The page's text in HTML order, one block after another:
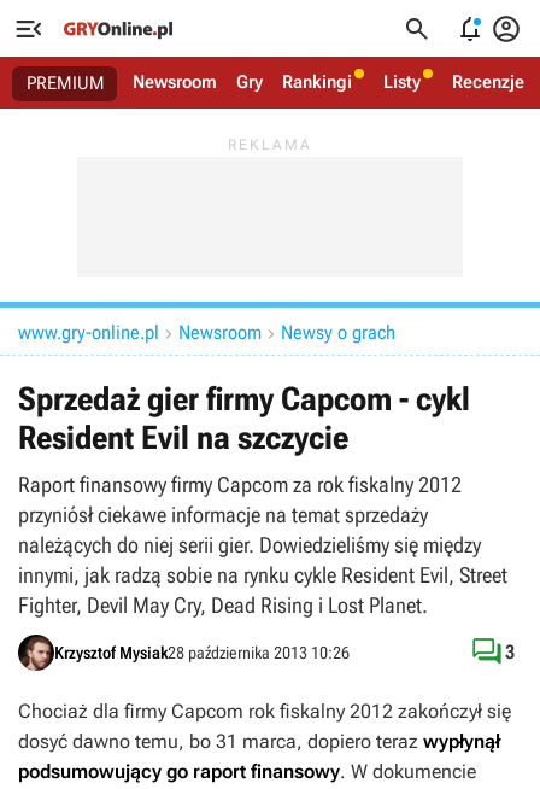
   
PREMIUM Newsroom Gry Rankingi Listy Recenzje
www.gry-online.pl  Newsroom  Newsy o grach
Sprzedaż gier firmy Capcom - cykl
Resident Evil na szczycie
Raport finansowy firmy Capcom za rok fiskalny 2012
przyniósł ciekawe informacje na temat sprzedaży
należących do niej serii gier. Dowiedzieliśmy się między
innymi, jak radzą sobie na rynku cykle Resident Evil, Street
Fighter, Devil May Cry, Dead Rising i Lost Planet.
Krzysztof Mysiak28 października 2013 10:26 3
Chociaż dla firmy Capcom rok fiskalny 2012 zakończył się
dosyć dawno temu, bo 31 marca, dopiero teraz wypłynął
podsumowujący go raport finansowy. W dokumencie